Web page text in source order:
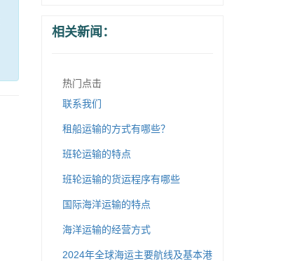
相关新闻：
热门点击
联系我们
租船运输的方式有哪些？
班轮运输的特点
班轮运输的货运程序有哪些
国际海洋运输的特点
海洋运输的经营方式
2024年全球海运主要航线及基本港口对照表